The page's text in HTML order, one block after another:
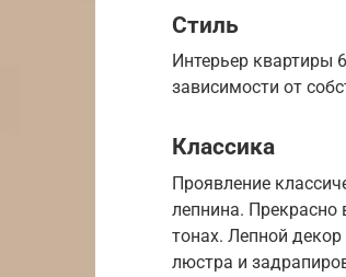
Стиль
Интерьер квартиры
зависимости от
Классика
Проявление
лепнина.
тонах. Лепной
люстра и